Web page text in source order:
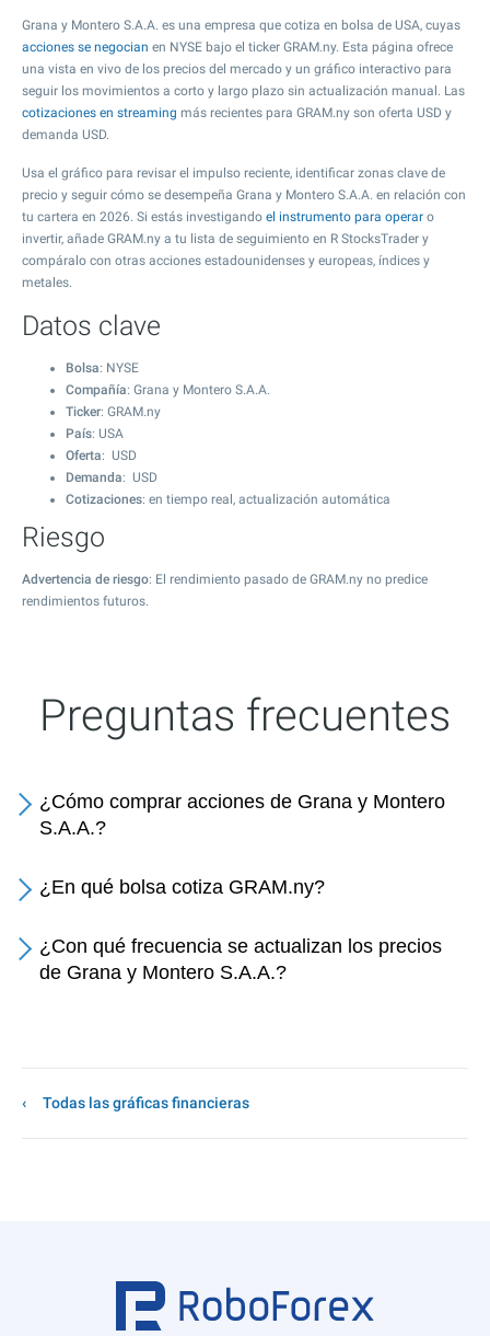
Grana y Montero S.A.A. es una empresa que cotiza en bolsa de USA, cuyas
acciones se negocian en NYSE bajo el ticker GRAM.ny. Esta página ofrece
una vista en vivo de los precios del mercado y un gráfico interactivo para
seguir los movimientos a corto y largo plazo sin actualización manual. Las
cotizaciones en streaming más recientes para GRAM.ny son oferta USD y
demanda USD.
Usa el gráfico para revisar el impulso reciente, identificar zonas clave de
precio y seguir cómo se desempeña Grana y Montero S.A.A. en relación con
tu cartera en 2026. Si estás investigando el instrumento para operar o
invertir, añade GRAM.ny a tu lista de seguimiento en R StocksTrader y
compáralo con otras acciones estadounidenses y europeas, índices y
metales.
Datos clave
Bolsa: NYSE
Compañía: Grana y Montero S.A.A.
Ticker: GRAM.ny
País: USA
Oferta: USD
Demanda: USD
Cotizaciones: en tiempo real, actualización automática
Riesgo
Advertencia de riesgo: El rendimiento pasado de GRAM.ny no predice
rendimientos futuros.
Preguntas frecuentes
¿Cómo comprar acciones de Grana y Montero
S.A.A.?
¿En qué bolsa cotiza GRAM.ny?
¿Con qué frecuencia se actualizan los precios
de Grana y Montero S.A.A.?
Todas las gráficas financieras